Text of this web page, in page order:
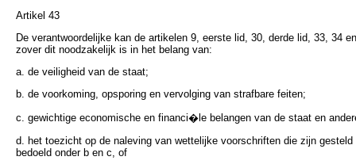
Artikel 43
De verantwoordelijke kan de artikelen 9, eerste lid, 30, derde lid, 33, 34
zover dit noodzakelijk is in het belang van:
a. de veiligheid van de staat;
b. de voorkoming, opsporing en vervolging van strafbare feiten;
c. gewichtige economische en financi�le belangen van de staat en
d. het toezicht op de naleving van wettelijke voorschriften die zijn
bedoeld onder b en c, of